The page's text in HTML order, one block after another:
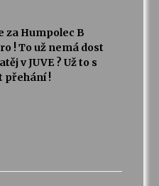
za Humpolec B
! To už nemá dost
v JUVE ? Už to s
přehání !